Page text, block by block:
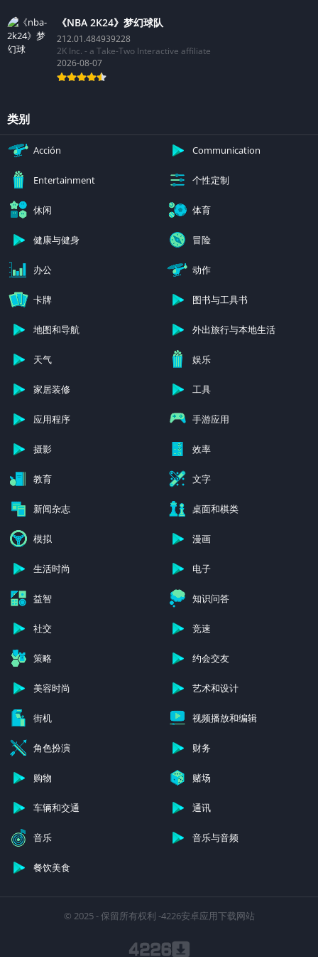
《NBA 2K24》梦幻球队
212.01.484939228
2K Inc. - a Take-Two Interactive affiliate
2026-08-07
类别
Acción Communication
Entertainment 个性定制
休闲 体育
健康与健身 冒险
办公 动作
卡牌 图书与工具书
地图和导航 外出旅行与本地生活
天气 娱乐
家居装修 工具
应用程序 手游应用
摄影 效率
教育 文字
新闻杂志 桌面和棋类
模拟 漫画
生活时尚 电子
益智 知识问答
社交 竞速
策略 约会交友
美容时尚 艺术和设计
街机 视频播放和编辑
角色扮演 财务
购物 赌场
车辆和交通 通讯
音乐 音乐与音频
餐饮美食
© 2025 - 保留所有权利 -4226安卓应用下载网站